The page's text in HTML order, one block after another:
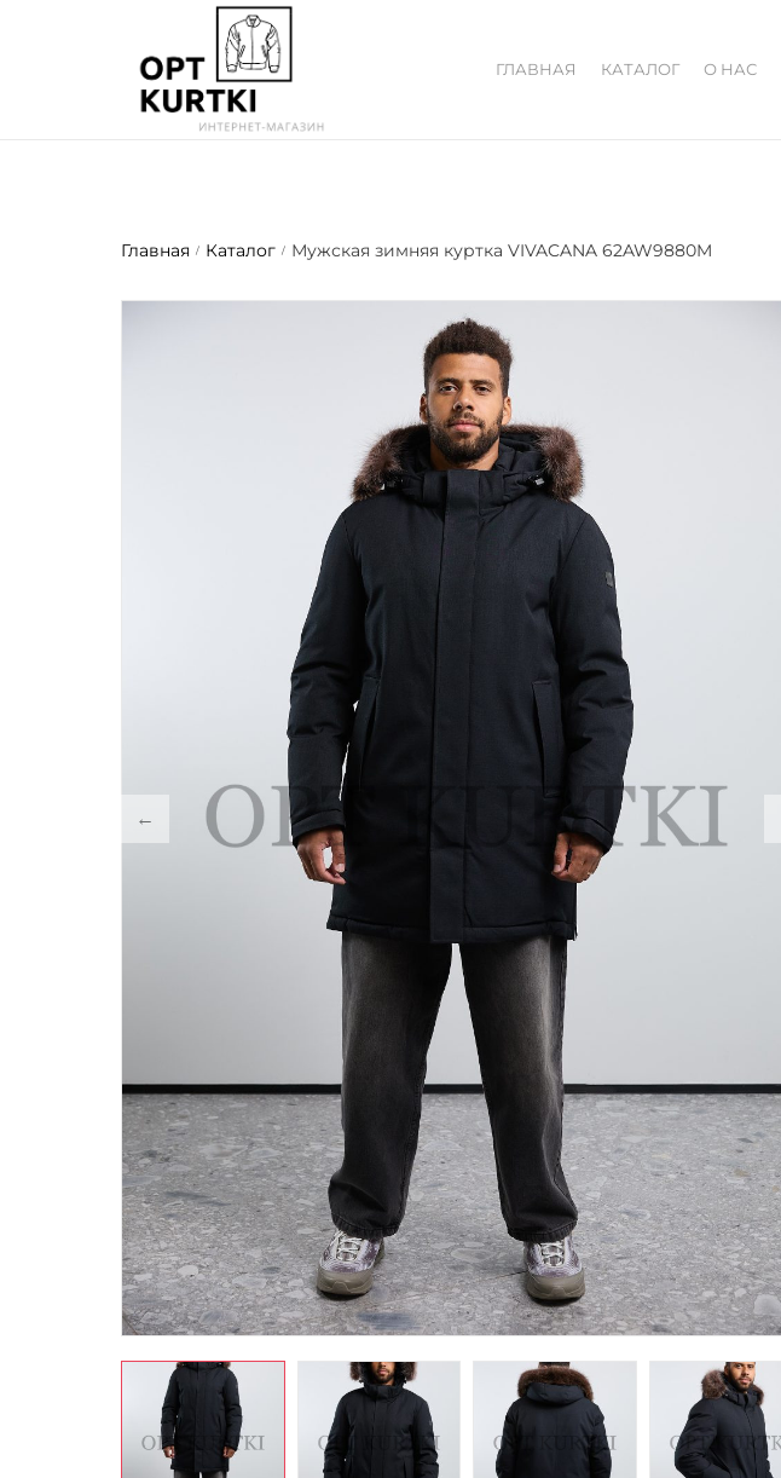
ГЛАВНАЯ КАТАЛОГ О НАС
Главная / Каталог / Мужская зимняя куртка VIVACANA 62AW9880M